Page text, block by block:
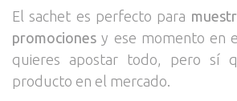
El sachet es perfecto para
promociones y ese momento en
quieres apostar todo, pero sí
producto en el mercado.